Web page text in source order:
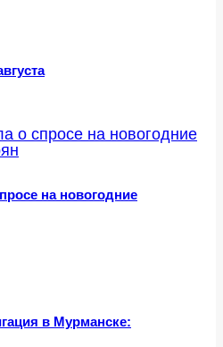
на новогодние
в Мурманске: